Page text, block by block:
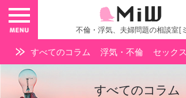
toggle navigation
不倫・浮気、夫婦問題の相談室[
すべてのコラム 浮気・不倫 セック
すべてのコラム